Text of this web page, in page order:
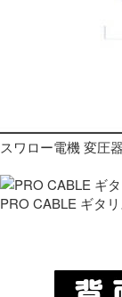
スワロー電機 変圧
PRO CABLE ギタ